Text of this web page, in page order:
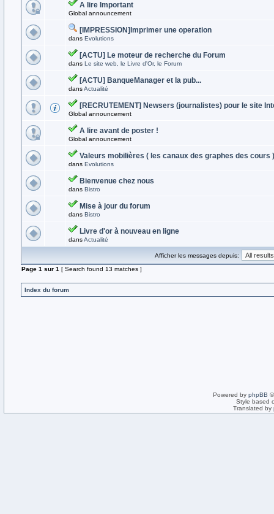
A lire Important
Global announcement
[IMPRESSION]Imprimer une operation
dans Evolutions
[ACTU] Le moteur de recherche du Forum
dans Le site web, le Livre d'Or, le Forum
[ACTU] BanqueManager et la pub...
dansActualité
[RECRUTEMENT] Newsers (journalistes) pour le site
Global announcement
A lire avant de poster !
Global announcement
Valeurs mobilières ( les canaux des graphes des cours )
dans Evolutions
Bienvenue chez nous
dans Bistro
Mise à jour du forum
dans Bistro
Livre d'or à nouveau en ligne
dansActualité
Afficher les messages depuis:
Page 1 sur 1 [ Search found 13 matches ]
Index du forum
Powered by phpBB
Style based
Translated by